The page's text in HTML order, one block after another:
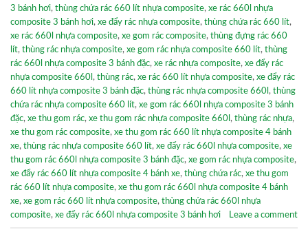
3 bánh hơi, thùng chứa rác 660 lít nhựa composite, xe rác 660l nhựa
composite 3 bánh hơi, xe đẩy rác nhựa composite, thùng chứa rác 660 lít,
xe rác 660l nhựa composite, xe gom rác composite, thùng đựng rác 660
lít, thùng rác nhựa composite, xe gom rác nhựa composite 660 lít, thùng
rác 660l nhựa composite 3 bánh đặc, xe rác nhựa composite, xe đẩy rác
nhựa composite 660l , thùng rác, xe rác 660 lít nhựa composite, xe đẩy rác
660 lít nhựa composite 3 bánh đặc, thùng rác nhựa composite 660l , thùng
chứa rác nhựa composite 660 lít, xe gom rác 660l nhựa composite 3 bánh
đặc, xe thu gom rác, xe thu gom rác nhựa composite 660l , thùng rác nhựa,
xe thu gom rác composite, xe thu gom rác 660 lít nhựa composite 4 bánh
xe, thùng rác nhựa composite 660 lít, xe đẩy rác 660l nhựa composite, xe
thu gom rác 660l nhựa composite 3 bánh đặc, xe gom rác nhựa composite,
xe đẩy rác 660 lít nhựa composite 4 bánh xe, thùng chứa rác, xe thu gom
rác 660 lít nhựa composite, xe thu gom rác 660l nhựa composite 4 bánh
xe, xe gom rác 660 lít nhựa composite, thùng chứa rác 660l nhựa
composite, xe đẩy rác 660l nhựa composite 3 bánh hơi Leave a comment